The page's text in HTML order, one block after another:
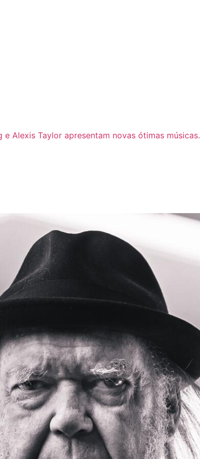
e Alexis Taylor apresentam novas ótimas músicas.